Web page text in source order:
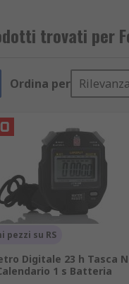
trovati per
Ordina per Rilevanza
pezzi su RS
Digitale 23 h Tasca
1 s Batteria